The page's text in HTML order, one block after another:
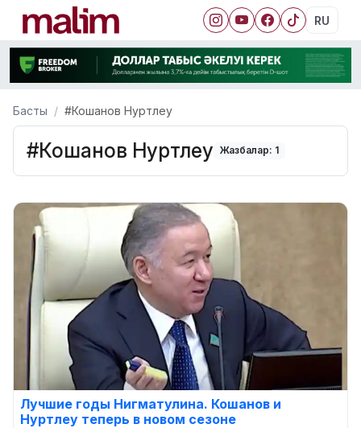
RU
Басты #Кошанов Нуртлеу
#Кошанов Нуртлеу Жазбалар: 1
Лучшие годы Нигматулина. Кошанов и
Нуртлеу теперь в новом сезоне